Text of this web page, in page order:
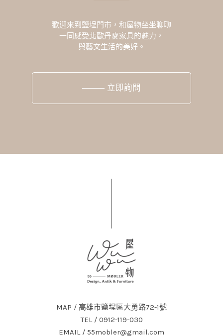
歡迎來到鹽埕門市，和屋物坐坐聊聊
一同感受北歐丹麥家具的魅力，
與藝文生活的美好。
立即詢問
MAP / 高雄市鹽埕區大勇路72-1號
TEL / 0912-119-030
EMAIL / 55mobler@gmail.com